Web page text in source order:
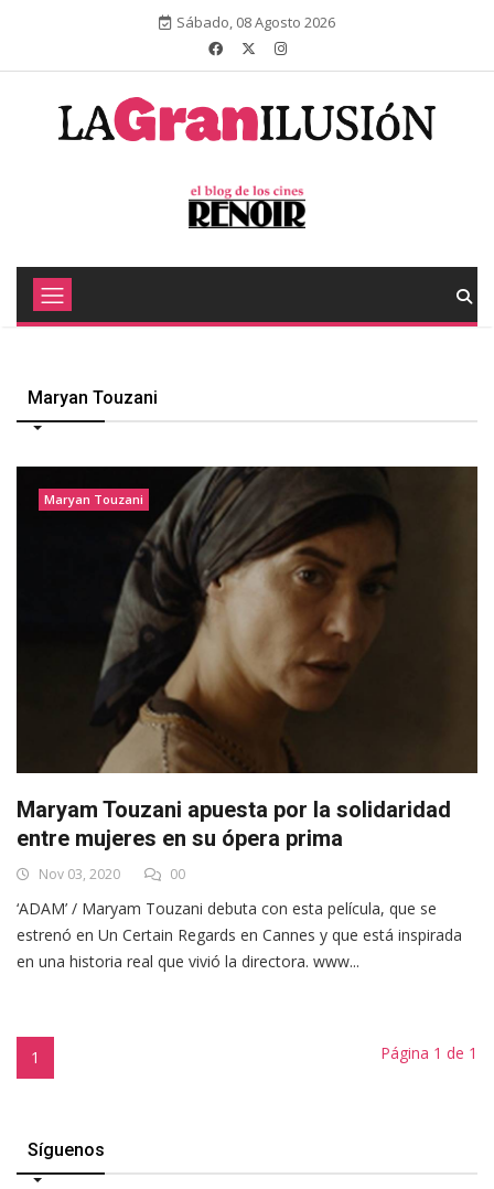
Sábado, 08 Agosto 2026
Maryan Touzani
Maryan Touzani
Maryam Touzani apuesta por la solidaridad
entre mujeres en su ópera prima
Nov 03, 2020 00
‘ADAM’ / Maryam Touzani debuta con esta película, que se
estrenó en Un Certain Regards en Cannes y que está inspirada
en una historia real que vivió la directora. www...
1 Página 1 de 1
Síguenos